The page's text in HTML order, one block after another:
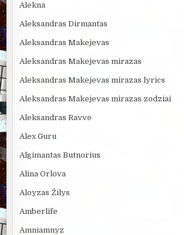
Alekna
Aleksandras Dirmantas
Aleksandras Makejevas
Aleksandras Makejevas mirazas
Aleksandras Makejevas mirazas lyrics
Aleksandras Makejevas mirazas zodziai
Aleksandras Ravve
Alex Guru
Algimantas Butnorius
Alina Orlova
Aloyzas Žilys
Amberlife
Amniamnyz